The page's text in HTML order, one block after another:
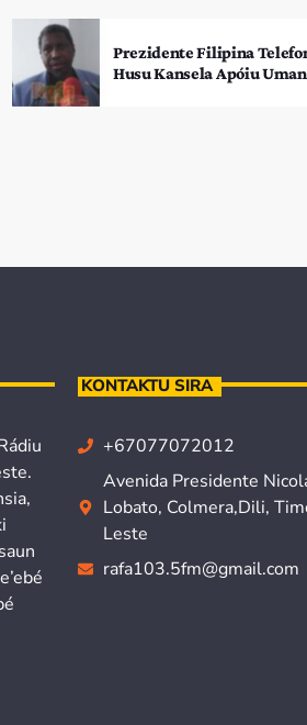
Prezidente Filipina
Husu Kansela Apóiu
KONTAKTU SIRA
+67077072012
Avenida Presidente
Lobato, Colmera,Dili,
Leste
rafa103.5fm@gmail.com